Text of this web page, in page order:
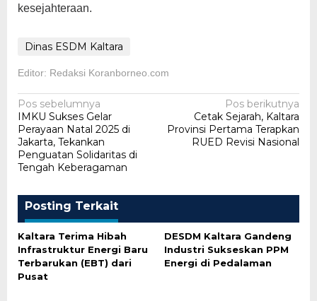
kesejahteraan.
Dinas ESDM Kaltara
Editor: Redaksi Koranborneo.com
Navigasi
pos
Pos sebelumnya
IMKU Sukses Gelar
Perayaan Natal 2025 di
Jakarta, Tekankan
Penguatan Solidaritas di
Tengah Keberagaman
Pos berikutnya
Cetak Sejarah, Kaltara
Provinsi Pertama Terapkan
RUED Revisi Nasional
Posting Terkait
Kaltara Terima Hibah
Infrastruktur Energi Baru
Terbarukan (EBT) dari
Pusat
DESDM Kaltara Gandeng
Industri Sukseskan PPM
Energi di Pedalaman